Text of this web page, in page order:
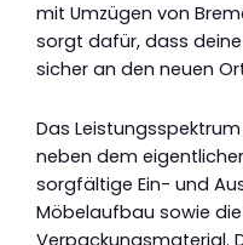
mit Umzügen von
sorgt dafür, dass
sicher an den neuen
Das
neben dem
sorgfältige Ein- und
Möbelaufbau sowie
Verpackungsmaterial.